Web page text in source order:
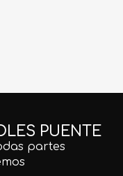
PUENTE
partes